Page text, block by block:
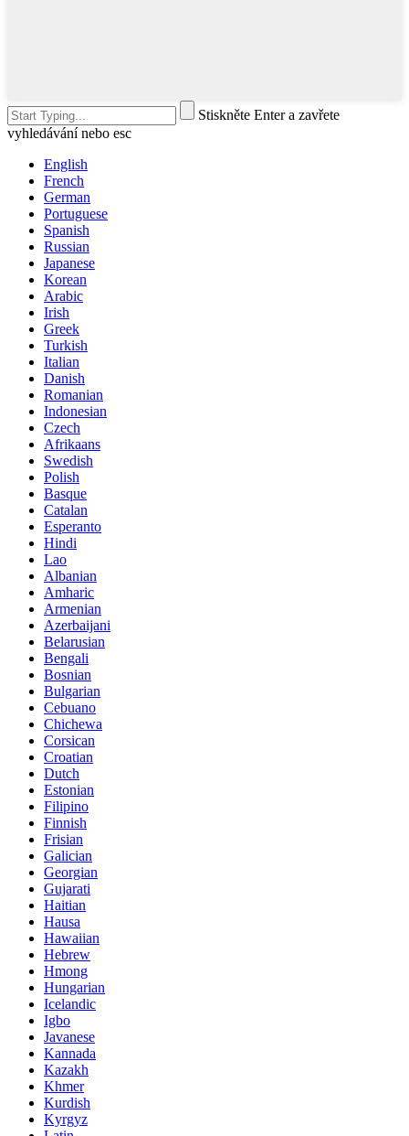
Stiskněte Enter a zavřete
vyhledávání nebo esc
English
French
German
Portuguese
Spanish
Russian
Japanese
Korean
Arabic
Irish
Greek
Turkish
Italian
Danish
Romanian
Indonesian
Czech
Afrikaans
Swedish
Polish
Basque
Catalan
Esperanto
Hindi
Lao
Albanian
Amharic
Armenian
Azerbaijani
Belarusian
Bengali
Bosnian
Bulgarian
Cebuano
Chichewa
Corsican
Croatian
Dutch
Estonian
Filipino
Finnish
Frisian
Galician
Georgian
Gujarati
Haitian
Hausa
Hawaiian
Hebrew
Hmong
Hungarian
Icelandic
Igbo
Javanese
Kannada
Kazakh
Khmer
Kurdish
Kyrgyz